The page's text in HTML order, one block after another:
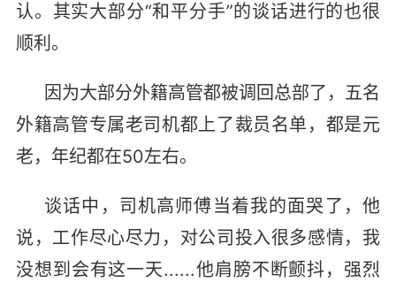
认。其实大部分“和平分手”的谈话进行的也很
顺利。
因为大部分外籍高管都被调回总部了，五名
外籍高管专属老司机都上了裁员名单，都是元
老，年纪都在50左右。
谈话中，司机高师傅当着我的面哭了，他
说，工作尽心尽力，对公司投入很多感情，我
没想到会有这一天......他肩膀不断颤抖，强烈